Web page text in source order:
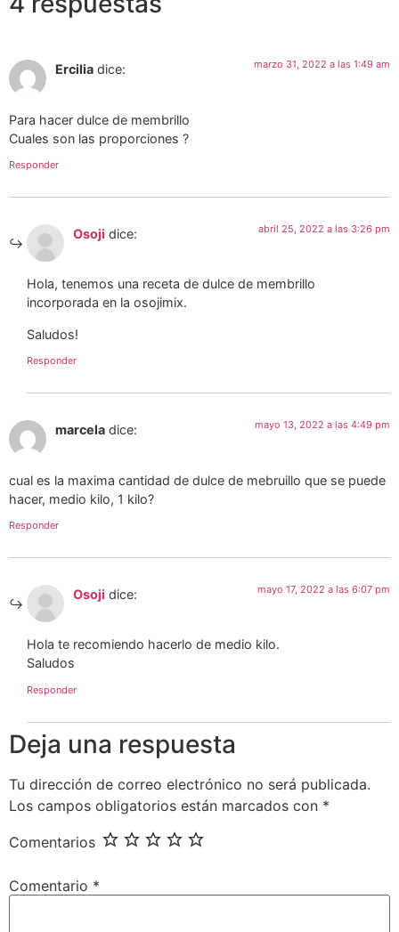
Ercilia dice: marzo 31, 2022 a las 1:49 am
Para hacer dulce de membrillo
Cuales son las proporciones ?
Responder
Osoji dice: abril 25, 2022 a las 3:26 pm
Hola, tenemos una receta de dulce de membrillo
incorporada en la osojimix.
Saludos!
Responder
marcela dice: mayo 13, 2022 a las 4:49 pm
cual es la maxima cantidad de dulce de mebruillo que se puede
hacer, medio kilo, 1 kilo?
Responder
Osoji dice: mayo 17, 2022 a las 6:07 pm
Hola te recomiendo hacerlo de medio kilo.
Saludos
Responder
Deja una respuesta
Tu dirección de correo electrónico no será publicada.
Los campos obligatorios están marcados con *
Comentarios
Comentario *